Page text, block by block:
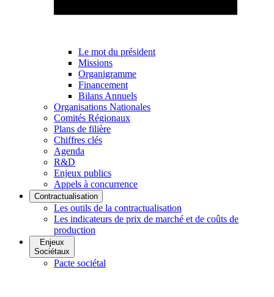
Le mot du président
Missions
Organigramme
Financement
Bilans Annuels
Organisations Nationales
Comités Régionaux
Plans de filière
Chiffres clés
Agenda
R&D
Enjeux publics
Appels à concurrence
Contractualisation
Les outils de la contractualisation
Les indicateurs de prix de marché et de coûts de
production
Enjeux
Sociétaux
Pacte sociétal